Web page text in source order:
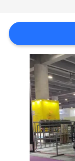
SITO
NORME
SULLA
PRIVACY